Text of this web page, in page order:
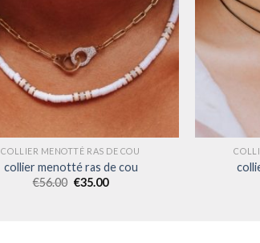
COLLIER MENOTTÉ RAS DE COU
collier menotté ras de cou
€56.00 €35.00